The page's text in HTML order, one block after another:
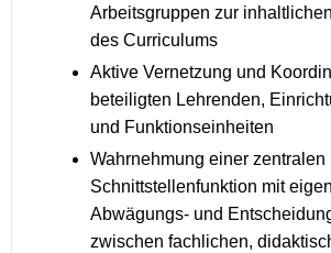
Arbeitsgruppen zur
des Curriculums
Aktive Vernetzung und
beteiligten Lehrenden,
und Funktionseinheiten
Wahrnehmung einer zentralen
Schnittstellenfunktion mit
Abwägungs- und
zwischen fachlichen,